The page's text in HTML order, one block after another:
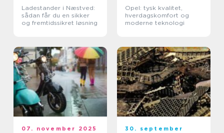
Ladestander i Næstved:
sådan får du en sikker
og fremtidssikret løsning
Opel: tysk kvalitet,
hverdagskomfort og
moderne teknologi
07. november 2025
30. september